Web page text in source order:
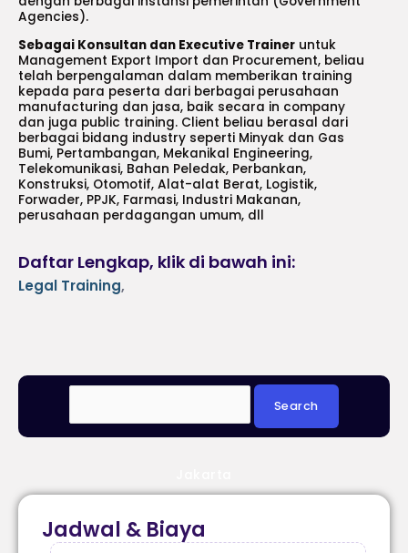
Agencies).
Sebagai Konsultan dan Executive Trainer untuk
Management Export Import dan Procurement, beliau
telah berpengalaman dalam memberikan training
kepada para peserta dari berbagai perusahaan
manufacturing dan jasa, baik secara in company
dan juga public training. Client beliau berasal dari
berbagai bidang industry seperti Minyak dan Gas
Bumi, Pertambangan, Mekanikal Engineering,
Telekomunikasi, Bahan Peledak, Perbankan,
Konstruksi, Otomotif, Alat-alat Berat, Logistik,
Forwader, PPJK, Farmasi, Industri Makanan,
perusahaan perdagangan umum, dll
Daftar Lengkap, klik di bawah ini:
Legal Training,
Jadwal & Biaya